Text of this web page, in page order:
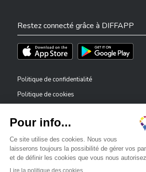
Restez connecté grâce à DIFFAPP
Téléchargez l'app sur l'App Store
Téléchargez l'app
Politique de confidentialité
Politique de cookies
Déclaration d’accessibilité
Dispositif de signalement — lanceurs d’alerte
Bonjour, comment